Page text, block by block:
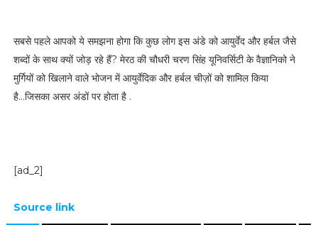
सबसे पहले आपको ये समझना होगा कि कुछ लोग इस अंडे को आयुर्वेद और हर्बल जैसे
शब्दों के साथ क्यों जोड़ रहे हैं? मेरठ की चौधरी चरण सिंह यूनिवर्सिटी के वैज्ञानिको ने
मुर्गियों को खिलाने वाले भोजन में आयुर्वेदिक और हर्बल चीज़ों को शामिल किया
है...जिसका असर अंडों पर होता है .
[ad_2]
Source link